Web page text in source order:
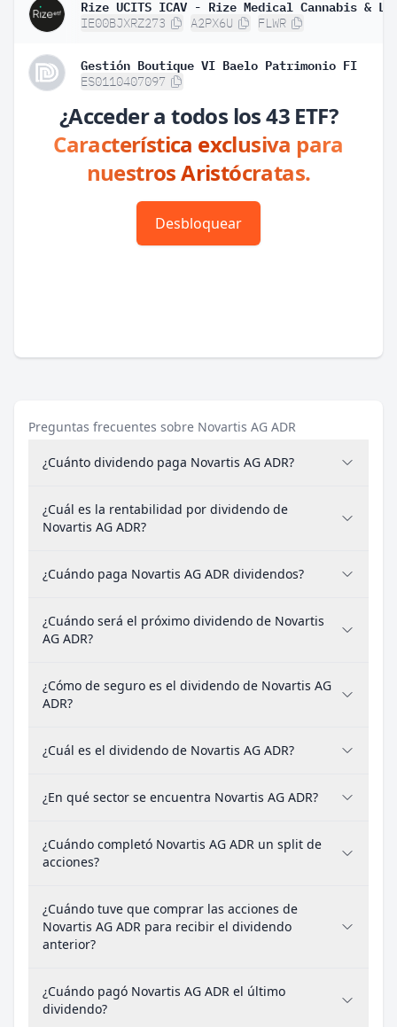
IE00BJXRZ273 A2PX6U FLWR
Gestión Boutique VI Baelo Patrimonio FI
ES0110407097
¿Acceder a todos los 43 ETF?
Característica exclusiva para
nuestros Aristócratas.
Desbloquear
Preguntas frecuentes sobre Novartis AG ADR
¿Cuánto dividendo paga Novartis AG ADR?
¿Cuál es la rentabilidad por dividendo de
Novartis AG ADR?
¿Cuándo paga Novartis AG ADR dividendos?
¿Cuándo será el próximo dividendo de Novartis
AG ADR?
¿Cómo de seguro es el dividendo de Novartis AG
ADR?
¿Cuál es el dividendo de Novartis AG ADR?
¿En qué sector se encuentra Novartis AG ADR?
¿Cuándo completó Novartis AG ADR un split de
acciones?
¿Cuándo tuve que comprar las acciones de
Novartis AG ADR para recibir el dividendo
anterior?
¿Cuándo pagó Novartis AG ADR el último
dividendo?